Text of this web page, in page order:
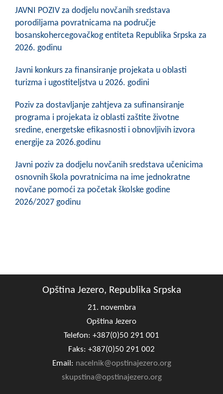
JAVNI POZIV za dodjelu novčanih sredstava
porodiljama povratnicama na područje
bosanskohercegovačkog entiteta Republika Srpska za
2026. godinu
Javni konkurs za finansiranje projekata u oblasti
turizma i ugostiteljstva u 2026. godini
Poziv za dostavljanje zahtjeva za sufinansiranje
programa i projekata iz oblasti zaštite životne
sredine, energetske efikasnosti i obnovljivih izvora
energije za 2026.godinu
Javni poziv za dodjelu novčanih sredstava učenicima
osnovnih škola povratnicima na ime jednokratne
novčane pomoći za početak školske godine
2026/2027 godinu
Opština Jezero, Republika Srpska
21. novembra
Opština Jezero
Telefon: +387(0)50 291 001
Faks: +387(0)50 291 002
Email: nacelnik@opstinajezero.org
skupstina@opstinajezero.org